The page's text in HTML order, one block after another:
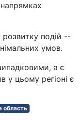
розвитку подій --
умов.
а є
у цьому регіоні є
область